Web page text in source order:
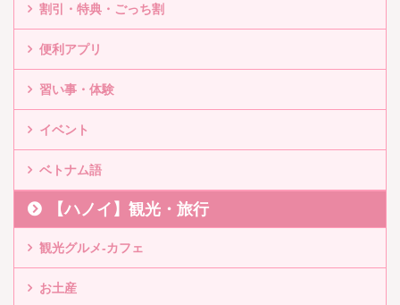
割引・特典・ごっち割
便利アプリ
習い事・体験
イベント
ベトナム語
【ハノイ】観光・旅行
観光グルメ-カフェ
お土産